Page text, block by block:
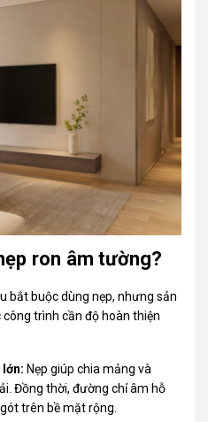
ron âm tường?
bắt buộc dùng nẹp, nhưng sản
trình cần độ hoàn thiện
Nẹp giúp chia mảng và
Đồng thời, đường chỉ âm hỗ
trên bề mặt rộng.